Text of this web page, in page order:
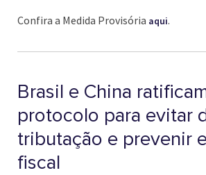
Confira a Medida Provisória aqui.
Brasil e China
protocolo para evitar
tributação e prevenir
fiscal